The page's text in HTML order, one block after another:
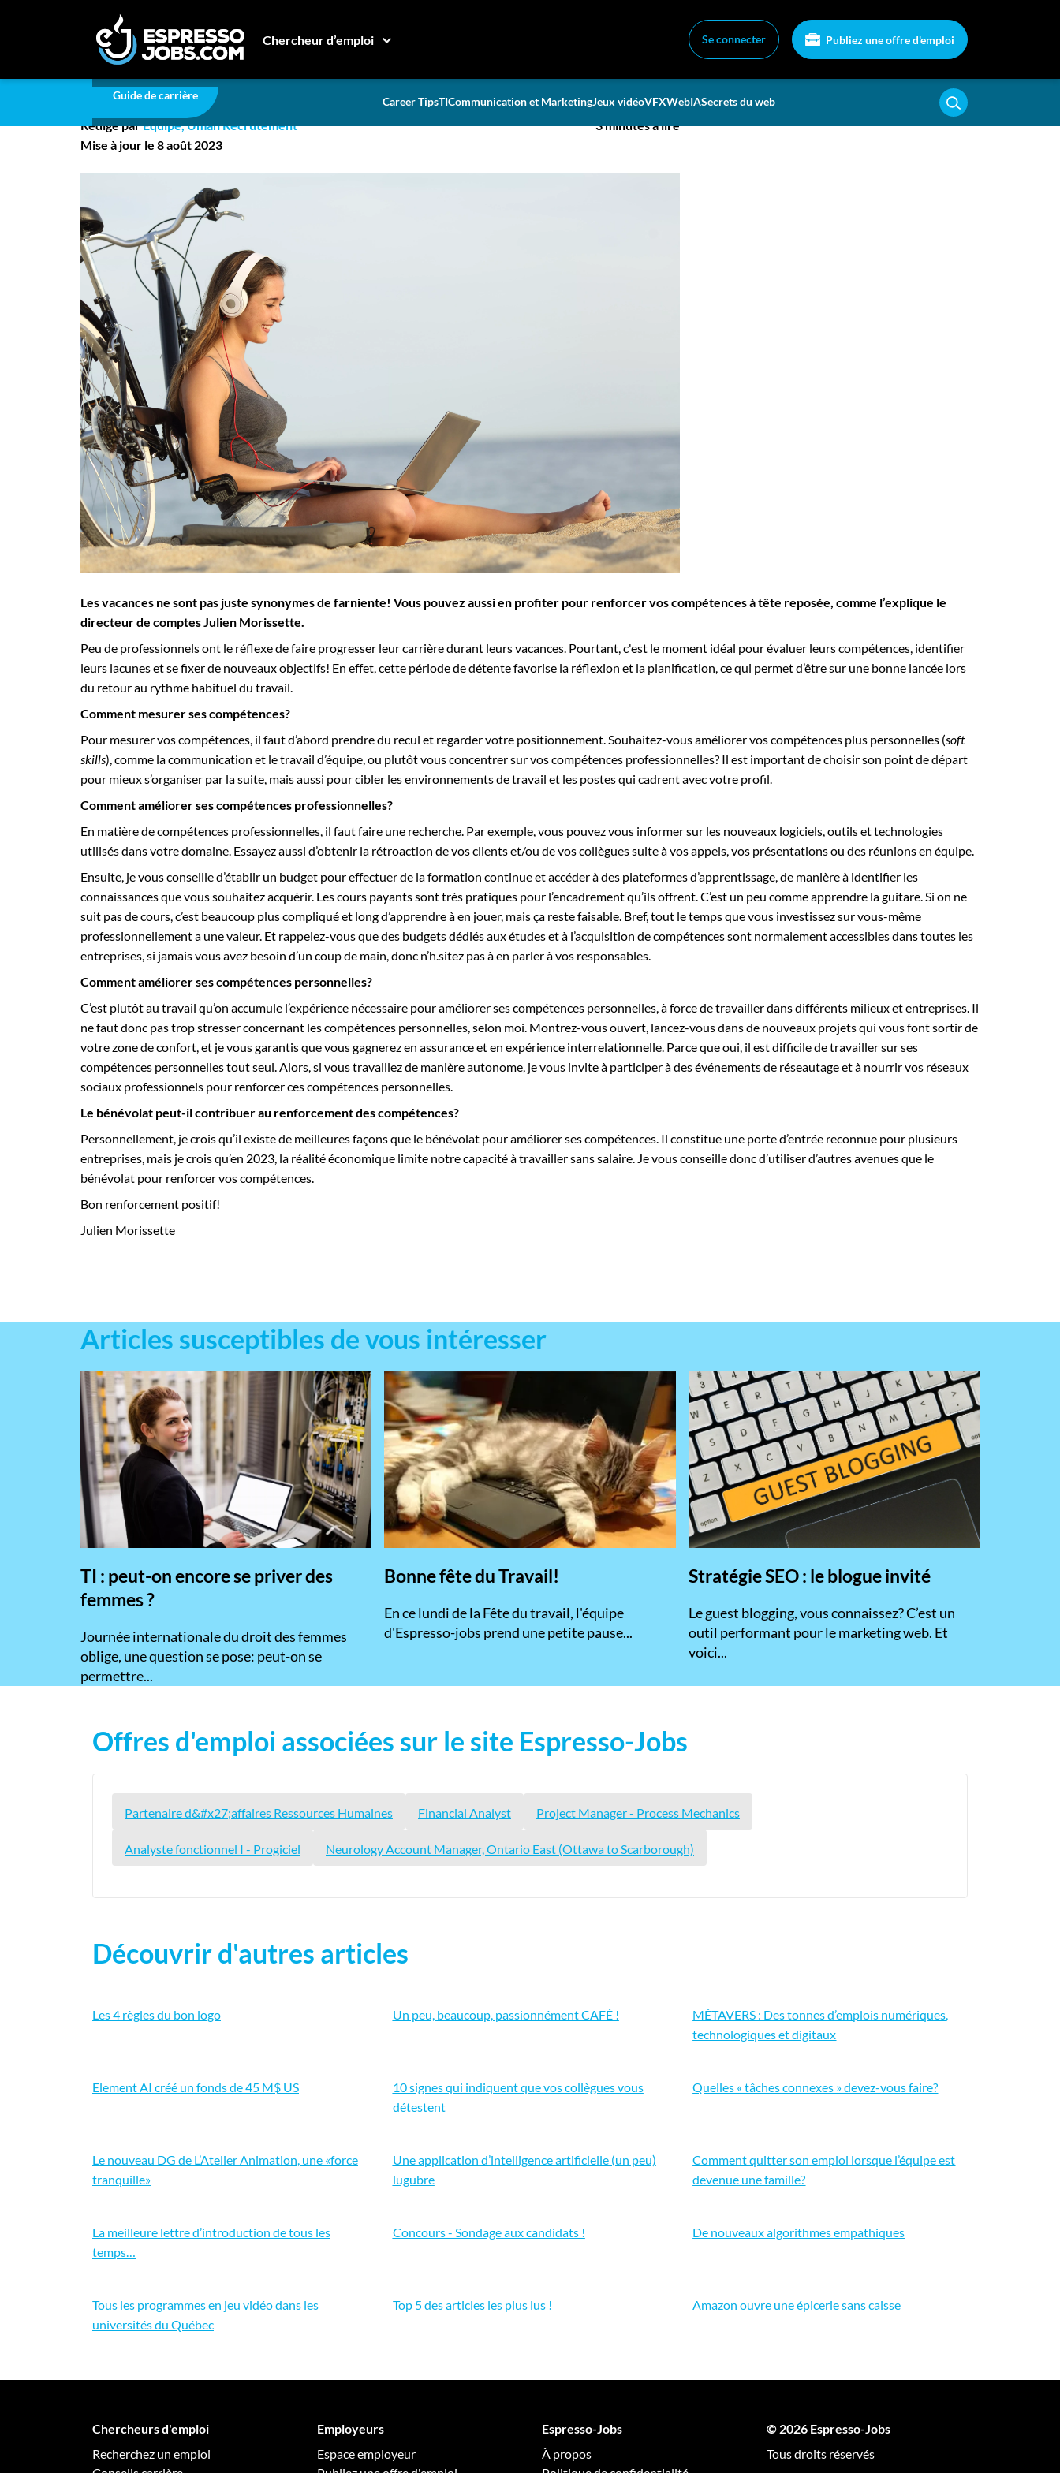
Chercheur d’emploi Se connecter Publiez une offre d'emploi
Créez un compte
Emplois
Recherchez un emploi
Ma boîte à outils
Conseils carrière
Nos chroniques
Inscrivez-vous à l'infolettre
Employeurs
Publiez une offre d'emploi
Guide de carrière Career TipsTICommunication et MarketingJeux vidéoVFXWebIASecrets du web
Carrière Renforcez vos compétences pendant vos congés
Renforcez vos compétences pendant vos congés
Rédigé parÉquipe, Uman Recrutement
Mise à jour le 8 août 2023
3 minutes à lire
Les vacances ne sont pas juste synonymes de farniente! Vous pouvez aussi en profiter pour renforcer vos compétences à tête reposée, comme l’explique le
directeur de comptes Julien Morissette.
Peu de professionnels ont le réflexe de faire progresser leur carrière durant leurs vacances. Pourtant, c'est le moment idéal pour évaluer leurs compétences, identifier
leurs lacunes et se fixer de nouveaux objectifs! En effet, cette période de détente favorise la réflexion et la planification, ce qui permet d’être sur une bonne lancée lors
du retour au rythme habituel du travail.
Comment mesurer ses compétences?
Pour mesurer vos compétences, il faut d’abord prendre du recul et regarder votre positionnement. Souhaitez-vous améliorer vos compétences plus personnelles (soft
skills), comme la communication et le travail d’équipe, ou plutôt vous concentrer sur vos compétences professionnelles? Il est important de choisir son point de départ
pour mieux s’organiser par la suite, mais aussi pour cibler les environnements de travail et les postes qui cadrent avec votre profil.
Comment améliorer ses compétences professionnelles?
En matière de compétences professionnelles, il faut faire une recherche. Par exemple, vous pouvez vous informer sur les nouveaux logiciels, outils et technologies
utilisés dans votre domaine. Essayez aussi d’obtenir la rétroaction de vos clients et/ou de vos collègues suite à vos appels, vos présentations ou des réunions en équipe.
Ensuite, je vous conseille d’établir un budget pour effectuer de la formation continue et accéder à des plateformes d’apprentissage, de manière à identifier les
connaissances que vous souhaitez acquérir. Les cours payants sont très pratiques pour l’encadrement qu’ils offrent. C’est un peu comme apprendre la guitare. Si on ne
suit pas de cours, c’est beaucoup plus compliqué et long d’apprendre à en jouer, mais ça reste faisable. Bref, tout le temps que vous investissez sur vous-même
professionnellement a une valeur. Et rappelez-vous que des budgets dédiés aux études et à l’acquisition de compétences sont normalement accessibles dans toutes les
entreprises, si jamais vous avez besoin d’un coup de main, donc n’h.sitez pas à en parler à vos responsables.
Comment améliorer ses compétences personnelles?
C’est plutôt au travail qu’on accumule l’expérience nécessaire pour améliorer ses compétences personnelles, à force de travailler dans différents milieux et entreprises. Il
ne faut donc pas trop stresser concernant les compétences personnelles, selon moi. Montrez-vous ouvert, lancez-vous dans de nouveaux projets qui vous font sortir de
votre zone de confort, et je vous garantis que vous gagnerez en assurance et en expérience interrelationnelle. Parce que oui, il est difficile de travailler sur ses
compétences personnelles tout seul. Alors, si vous travaillez de manière autonome, je vous invite à participer à des événements de réseautage et à nourrir vos réseaux
sociaux professionnels pour renforcer ces compétences personnelles.
Le bénévolat peut-il contribuer au renforcement des compétences?
Personnellement, je crois qu’il existe de meilleures façons que le bénévolat pour améliorer ses compétences. Il constitue une porte d’entrée reconnue pour plusieurs
entreprises, mais je crois qu’en 2023, la réalité économique limite notre capacité à travailler sans salaire. Je vous conseille donc d’utiliser d’autres avenues que le
bénévolat pour renforcer vos compétences.
Bon renforcement positif!
Julien Morissette
Articles susceptibles de vous intéresser
TI : peut-on encore se priver des
femmes ?
​Journée internationale du droit des femmes
oblige, une question se pose: peut-on se
permettre...
Bonne fête du Travail!
En ce lundi de la Fête du travail, l'équipe
d'Espresso-jobs prend une petite pause...
Stratégie SEO : le blogue invité
​Le guest blogging, vous connaissez? C’est un
outil performant pour le marketing web. Et
voici...
Offres d'emploi associées sur le site Espresso-Jobs
Partenaire d&#x27;affaires Ressources Humaines Financial Analyst Project Manager - Process Mechanics
Analyste fonctionnel I - Progiciel Neurology Account Manager, Ontario East (Ottawa to Scarborough)
Découvrir d'autres articles
Les 4 règles du bon logo Un peu, beaucoup, passionnément CAFÉ !
MÉTAVERS : Des tonnes d’emplois numériques,
technologiques et digitaux
Element AI créé un fonds de 45 M$ US
10 signes qui indiquent que vos collègues vous
détestent
Quelles « tâches connexes » devez-vous faire?
Le nouveau DG de L’Atelier Animation, une «force
tranquille»
Une application d’intelligence artificielle (un peu)
lugubre
Comment quitter son emploi lorsque l’équipe est
devenue une famille?
La meilleure lettre d’introduction de tous les
temps…
Concours - Sondage aux candidats ! De nouveaux algorithmes empathiques
Tous les programmes en jeu vidéo dans les
universités du Québec
Top 5 des articles les plus lus ! Amazon ouvre une épicerie sans caisse
Chercheurs d'emploi
Recherchez un emploi
Employeurs
Espace employeur
Espresso-Jobs
À propos
© 2026 Espresso-Jobs
Tous droits réservés